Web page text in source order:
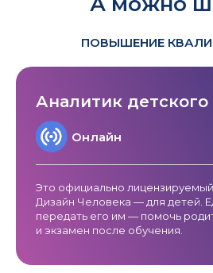
ПОВЫШЕНИЕ
Аналитик детского
Онлайн
Это официально лицензируемый
Дизайн Человека — для детей.
передать его им — помочь
и экзамен после обучения.